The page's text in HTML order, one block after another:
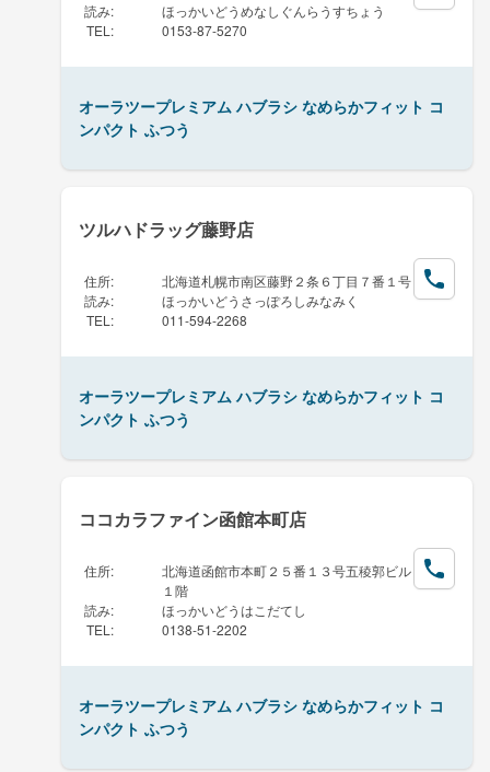
読み:
ほっかいどうめなしぐんらうすちょう
TEL : 0153-87-5270
オーラツープレミアム ハブラシ なめらかフィット コ
ンパクト ふつう
ツルハドラッグ藤野店
住所:
北海道札幌市南区藤野２条６丁目７番１号
読み:
ほっかいどうさっぽろしみなみく
TEL : 011-594-2268
オーラツープレミアム ハブラシ なめらかフィット コ
ンパクト ふつう
ココカラファイン函館本町店
住所:
北海道函館市本町２５番１３号五稜郭ビル
１階
読み:
ほっかいどうはこだてし
TEL : 0138-51-2202
オーラツープレミアム ハブラシ なめらかフィット コ
ンパクト ふつう